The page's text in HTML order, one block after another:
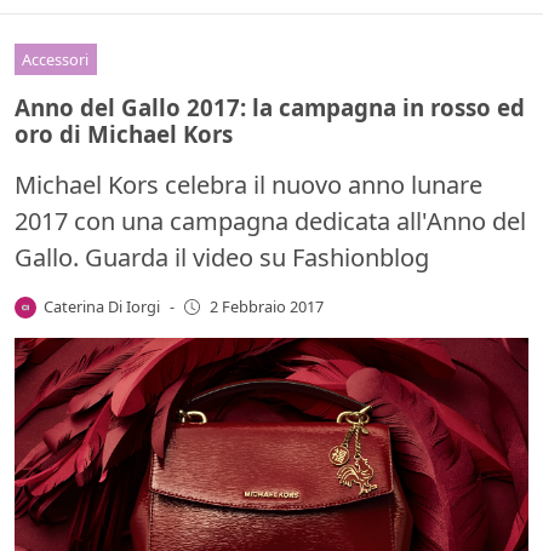
Accessori
Anno del Gallo 2017: la campagna in rosso ed
oro di Michael Kors
Michael Kors celebra il nuovo anno lunare
2017 con una campagna dedicata all'Anno del
Gallo. Guarda il video su Fashionblog
Caterina Di Iorgi - 2 Febbraio 2017